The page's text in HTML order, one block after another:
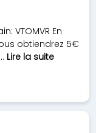
VTOMVR En
obtiendrez 5€
Lire la suite